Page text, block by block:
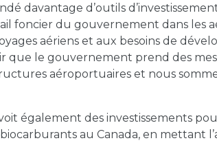
davantage d’outils
foncier du gouvernement dans les
aériens et aux besoins de
que le gouvernement prend des
aéroportuaires et nous
également des investissements
au Canada, en mettant